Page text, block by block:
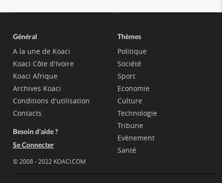
Général
A la une de Koaci
Koaci Côte d'Ivoire
Koaci Afrique
Archives Koaci
Conditions d'utilisation
Contacts
Besoin d'aide ?
Se Connecter
© 2008 - 2022 KOACI.COM
Thèmes
Politique
Société
Sport
Economie
Culture
Technologie
Tribune
Evènement
Santé